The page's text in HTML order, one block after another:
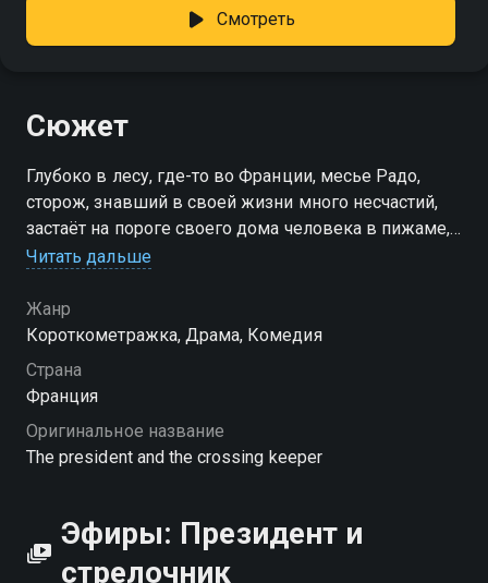
Смотреть
Сюжет
Глубоко в лесу, где-то во Франции, месье Радо,
сторож, знавший в своей жизни много несчастий,
застаёт на пороге своего дома человека в пижаме,
который утверждает, что он президент Французской
Читать дальше
Жанр
Короткометражка, Драма, Комедия
Страна
Франция
Оригинальное название
The president and the crossing keeper
Эфиры: Президент и
стрелочник